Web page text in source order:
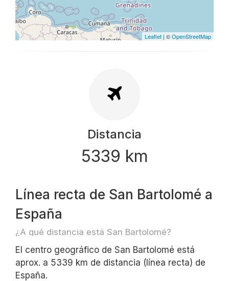
Leaflet | ©OpenStreetMap
Distancia
5339 km
Línea recta de San Bartolomé a
España
¿A qué distancia está San Bartolomé?
El centro geográfico de San Bartolomé está
aprox. a 5339 km de distancia (línea recta) de
España.